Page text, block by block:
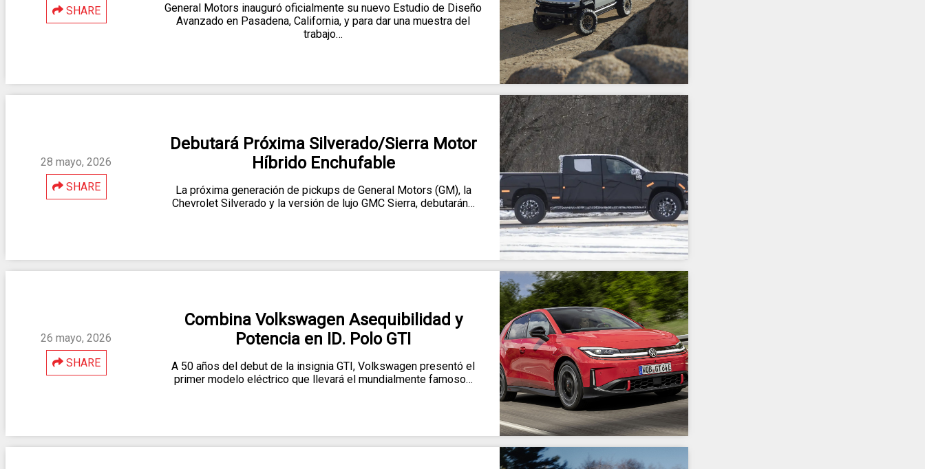
SHARE
General Motors inauguró oficialmente su nuevo Estudio de Diseño
Avanzado en Pasadena, California, y para dar una muestra del
trabajo…
28 mayo, 2026
SHARE
Debutará Próxima Silverado/Sierra Motor
Híbrido Enchufable
La próxima generación de pickups de General Motors (GM), la
Chevrolet Silverado y la versión de lujo GMC Sierra, debutarán…
26 mayo, 2026
SHARE
Combina Volkswagen Asequibilidad y
Potencia en ID. Polo GTI
A 50 años del debut de la insignia GTI, Volkswagen presentó el
primer modelo eléctrico que llevará el mundialmente famoso…